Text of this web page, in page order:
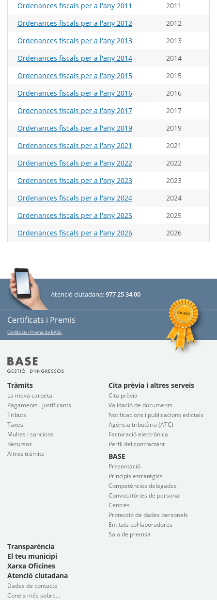
Ordenances fiscals per a l'any 2011
2011
Ordenances fiscals per a l'any 2012
2012
Ordenances fiscals per a l'any 2013
2013
Ordenances fiscals per a l'any 2014
2014
Ordenances fiscals per a l'any 2015
2015
Ordenances fiscals per a l'any 2016
2016
Ordenances fiscals per a l'any 2017
2017
Ordenances fiscals per a l'any 2019
2019
Ordenances fiscals per a l'any 2021
2021
Ordenances fiscals per a l'any 2022
2022
Ordenances fiscals per a l'any 2023
2023
Ordenances fiscals per a l'any 2024
2024
Ordenances fiscals per a l'any 2025
2025
Ordenances fiscals per a l'any 2026
2026
Atenció ciutadana:977 25 34 00
Certificats i Premis
Certificats i Premis de BASE
Tràmits
La meva carpeta
Pagaments i justificants
Tributs
Taxes
Multes i sancions
Recursos
Altres tràmits
Cita prèvia i altres serveis
Cita prèvia
Validació de documents
Notificacions i publicacions edictals
Agència tributària (ATC)
Facturació electrònica
Perfil del contractant
BASE
Presentació
Principis estratègics
Competències delegades
Convocatòries de personal
Centres
Protecció de dades personals
Entitats col·laboradores
Sala de premsa
Transparència
El teu municipi
Xarxa Oficines
Atenció ciutadana
Dades de contacte
Coneix més sobre...